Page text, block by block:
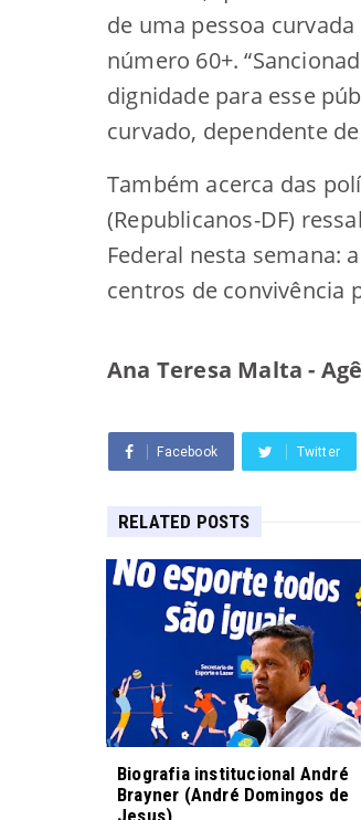
de uma pessoa
número 60+.
dignidade para esse
curvado, dependente
Também acerca das
(Republicanos-DF)
Federal nesta semana:
centros de convivência
Ana Teresa Malta -
Facebook Twitter
RELATED POSTS
Biografia institucional André
Brayner (André Domingos de